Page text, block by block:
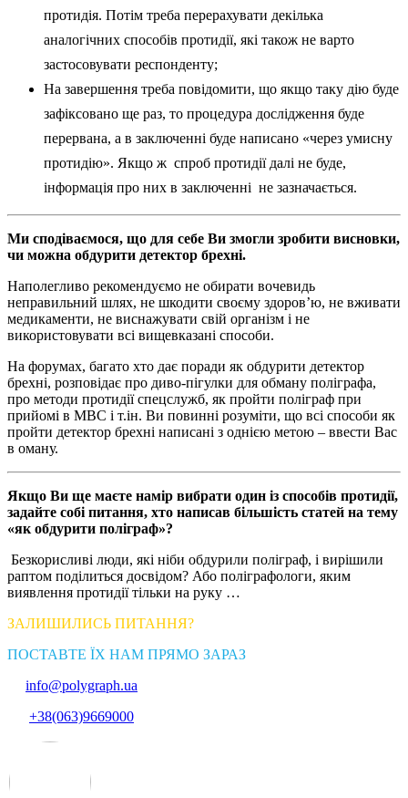
протидія. Потім треба перерахувати декілька
аналогічних способів протидії, які також не варто
застосовувати респонденту;
На завершення треба повідомити, що якщо таку дію буде
зафіксовано ще раз, то процедура дослідження буде
перервана, а в заключенні буде написано «через умисну
протидію». Якщо ж спроб протидії далі не буде,
інформація про них в заключенні не зазначається.
Ми сподіваємося, що для себе Ви змогли зробити висновки,
чи можна обдурити детектор брехні.
Наполегливо рекомендуємо не обирати вочевидь
неправильний шлях, не шкодити своєму здоров’ю, не вживати
медикаменти, не виснажувати свій організм і не
використовувати всі вищевказані способи.
На форумах, багато хто дає поради як обдурити детектор
брехні, розповідає про диво-пігулки для обману поліграфа,
про методи протидії спецслужб, як пройти поліграф при
прийомі в МВС і т.ін. Ви повинні розуміти, що всі способи як
пройти детектор брехні написані з однією метою – ввести Вас
в оману.
Якщо Ви ще маєте намір вибрати один із способів протидії,
задайте собі питання, хто написав більшість статей на тему
«як обдурити поліграф»?
Безкорисливі люди, які ніби обдурили поліграф, і вирішили
раптом поділиться досвідом? Або поліграфологи, яким
виявлення протидії тільки на руку …
ЗАЛИШИЛИСЬ ПИТАННЯ?
ПОСТАВТЕ ЇХ НАМ ПРЯМО ЗАРАЗ
info@polygraph.ua
+38(063)9669000